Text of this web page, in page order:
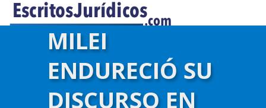
MILEI
ENDURECIÓ SU
DISCURSO EN